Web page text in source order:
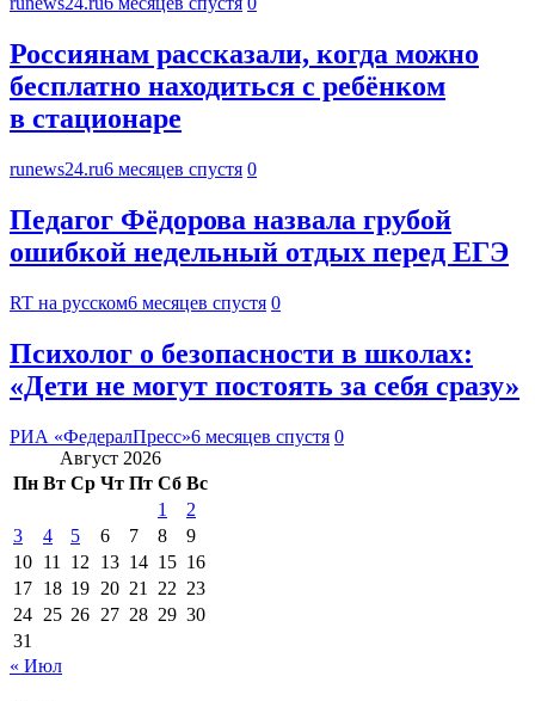
Россиянам рассказали, когда можно
бесплатно находиться с ребёнком
в стационаре
runews24.ru6 месяцев спустя 0
Педагог Фёдорова назвала грубой
ошибкой недельный отдых перед ЕГЭ
RT на русском6 месяцев спустя 0
Психолог о безопасности в школах:
«Дети не могут постоять за себя сразу»
РИА «ФедералПресс»6 месяцев спустя 0
Август 2026
Пн Вт Ср Чт Пт Сб Вс
1
2
3
4 5 6 7 8
9
10 11 12 13 14 15 16
17 18 19 20 21 22 23
24 25 26 27 28 29 30
31
« Июл